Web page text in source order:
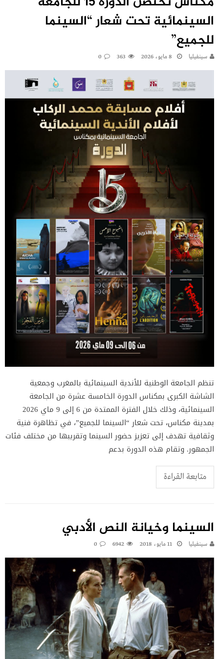
السينمائية تحت شعار “السينما
للجميع”
سينفيليا 8 مايو، 2026 363
0
تنظم الجامعة الوطنية للأندية السينمائية بالمغرب وجمعية
الشاشة الكبرى بمكناس الدورة الخامسة عشرة من الجامعة
السينمائية، وذلك خلال الفترة الممتدة من 6 إلى 9 ماي 2026
بمدينة مكناس، تحت شعار “السينما للجميع”، في تظاهرة فنية
وثقافية تهدف إلى تعزيز حضور السينما وتقريبها من مختلف فئات
الجمهور. وتقام هذه الدورة بدعم
متابعة القراءة
السينما وخيانة النص الأدبي
سينفيليا 11 مايو، 2018 6942
0